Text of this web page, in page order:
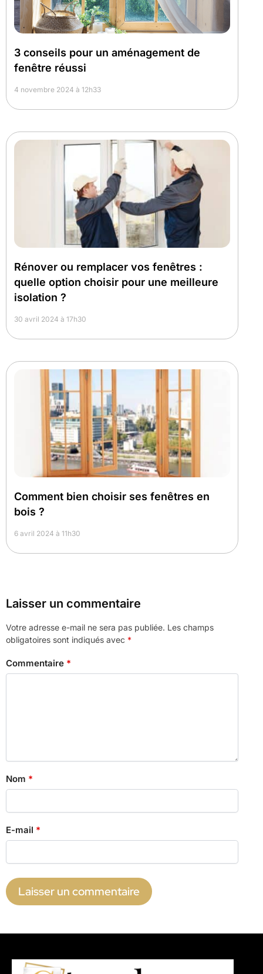
3 conseils pour un aménagement de
fenêtre réussi
4 novembre 2024 à 12h33
Rénover ou remplacer vos fenêtres :
quelle option choisir pour une meilleure
isolation ?
30 avril 2024 à 17h30
Comment bien choisir ses fenêtres en
bois ?
6 avril 2024 à 11h30
Laisser un commentaire
Votre adresse e-mail ne sera pas publiée. Les champs
obligatoires sont indiqués avec *
Commentaire *
Nom *
E-mail *